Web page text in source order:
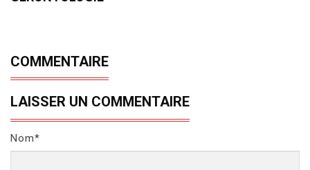
COMMENTAIRE
LAISSER UN COMMENTAIRE
Nom*